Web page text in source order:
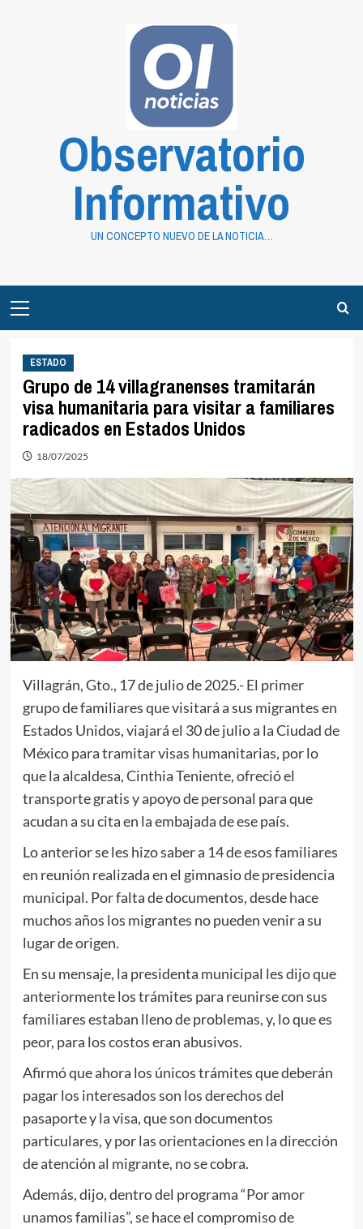
Observatorio
Informativo
UN CONCEPTO NUEVO DE LA NOTICIA…
Menu
ESTADO
Grupo de 14 villagranenses tramitarán
visa humanitaria para visitar a familiares
radicados en Estados Unidos
18/07/2025
Villagrán, Gto., 17 de julio de 2025.- El primer
grupo de familiares que visitará a sus migrantes en
Estados Unidos, viajará el 30 de julio a la Ciudad de
México para tramitar visas humanitarias, por lo
que la alcaldesa, Cinthia Teniente, ofreció el
transporte gratis y apoyo de personal para que
acudan a su cita en la embajada de ese país.
Lo anterior se les hizo saber a 14 de esos familiares
en reunión realizada en el gimnasio de presidencia
municipal. Por falta de documentos, desde hace
muchos años los migrantes no pueden venir a su
lugar de origen.
En su mensaje, la presidenta municipal les dijo que
anteriormente los trámites para reunirse con sus
familiares estaban lleno de problemas, y, lo que es
peor, para los costos eran abusivos.
Afirmó que ahora los únicos trámites que deberán
pagar los interesados son los derechos del
pasaporte y la visa, que son documentos
particulares, y por las orientaciones en la dirección
de atención al migrante, no se cobra.
Además, dijo, dentro del programa “Por amor
unamos familias”, se hace el compromiso de